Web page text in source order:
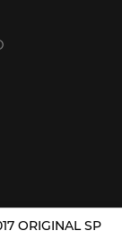
ORIGINAL SP